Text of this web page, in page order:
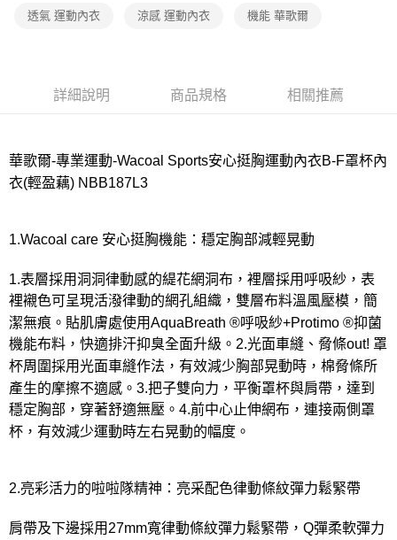
宅配
每筆NT$220
每筆NT$80，滿NT$1,000(含以上)免運費
透氣 運動內衣 涼感 運動內衣 機能 華歌爾
詳細說明 商品規格 相關推薦
華歌爾-專業運動-Wacoal Sports安心挺胸運動內衣B-F罩杯內
衣(輕盈藕) NBB187L3
1.Wacoal care 安心挺胸機能：穩定胸部減輕晃動
1.表層採用洞洞律動感的緹花網洞布，裡層採用呼吸紗，表
裡襯色可呈現活潑律動的網孔組織，雙層布料溫風壓模，簡
潔無痕。貼肌膚處使用AquaBreath ®呼吸紗+Protimo ®抑菌
機能布料，快適排汗抑臭全面升級。2.光面車縫、脅條out! 罩
杯周圍採用光面車縫作法，有效減少胸部晃動時，棉脅條所
產生的摩擦不適感。3.把子雙向力，平衡罩杯與肩帶，達到
穩定胸部，穿著舒適無壓。4.前中心止伸網布，連接兩側罩
杯，有效減少運動時左右晃動的幅度。
2.亮彩活力的啦啦隊精神：亮采配色律動條紋彈力鬆緊帶
肩帶及下邊採用27mm寬律動條紋彈力鬆緊帶，Q彈柔軟彈力